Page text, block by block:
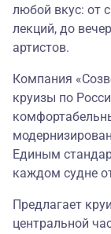
любой вкус: от
лекций, до
артистов.
Компания
круизы по
Единым
каждом судне
Предлагает
центральной